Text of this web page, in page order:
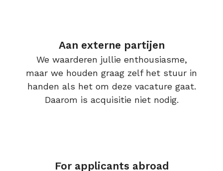
Aan externe partijen
We waarderen jullie enthousiasme,
maar we houden graag zelf het stuur in
handen als het om deze vacature gaat.
Daarom is acquisitie niet nodig.
For applicants abroad